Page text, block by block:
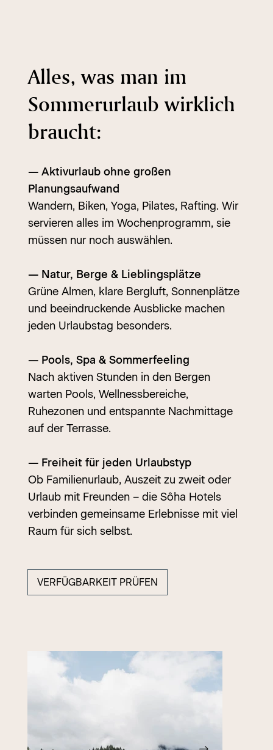
Alles, was man im
Sommerurlaub wirklich
braucht:
— Aktivurlaub ohne großen
Planungsaufwand
Wandern, Biken, Yoga, Pilates, Rafting. Wir
servieren alles im Wochenprogramm, sie
müssen nur noch auswählen.
— Natur, Berge & Lieblingsplätze
Grüne Almen, klare Bergluft, Sonnenplätze
und beeindruckende Ausblicke machen
jeden Urlaubstag besonders.
— Pools, Spa & Sommerfeeling
Nach aktiven Stunden in den Bergen
warten Pools, Wellnessbereiche,
Ruhezonen und entspannte Nachmittage
auf der Terrasse.
— Freiheit für jeden Urlaubstyp
Ob Familienurlaub, Auszeit zu zweit oder
Urlaub mit Freunden – die Sôha Hotels
verbinden gemeinsame Erlebnisse mit viel
Raum für sich selbst.
VERFÜGBARKEIT PRÜFEN